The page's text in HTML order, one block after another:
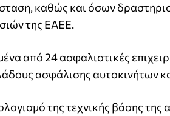
καθώς και όσων
της ΕΑΕΕ.
από 24 ασφαλιστικές
ασφάλισης αυτοκινήτων
της τεχνικής βάσης